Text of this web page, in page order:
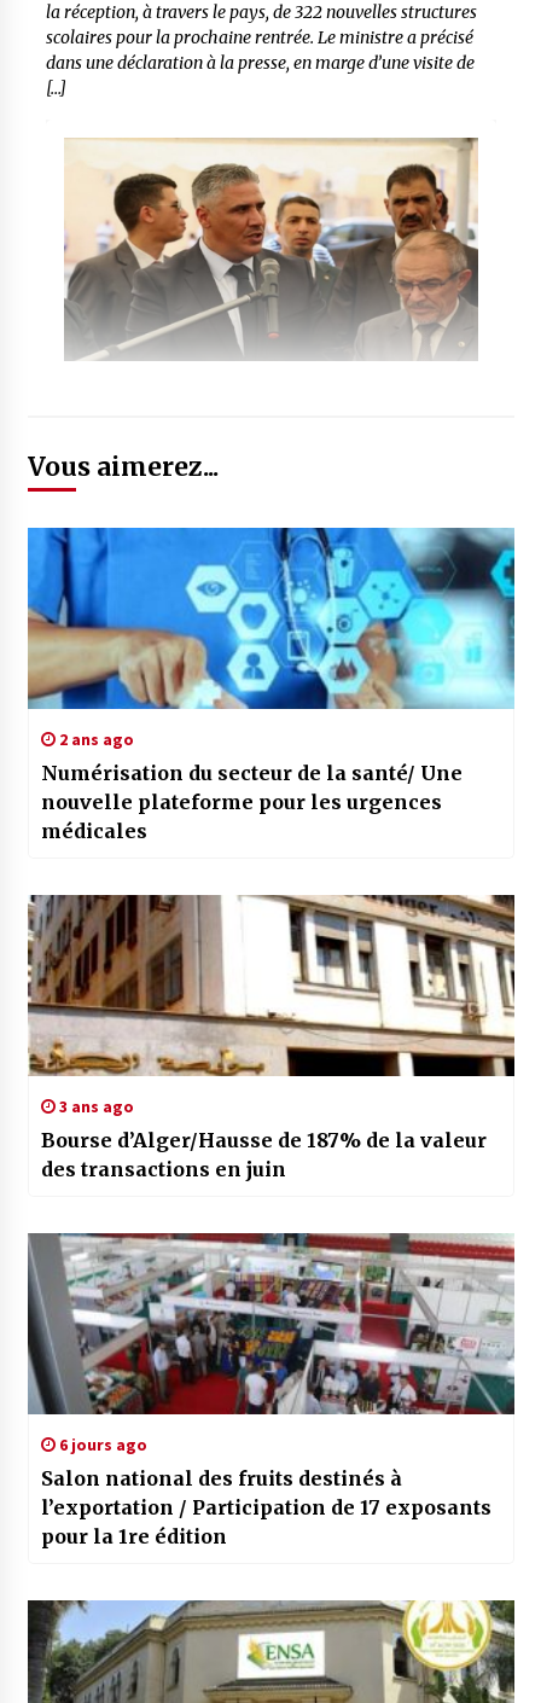
la réception, à travers le pays, de 322 nouvelles structures
scolaires pour la prochaine rentrée. Le ministre a précisé
dans une déclaration à la presse, en marge d’une visite de
[…]
Vous aimerez...
2 ans ago
Numérisation du secteur de la santé/ Une
nouvelle plateforme pour les urgences
médicales
3 ans ago
Bourse d’Alger/Hausse de 187% de la valeur
des transactions en juin
6 jours ago
Salon national des fruits destinés à
l’exportation / Participation de 17 exposants
pour la 1re édition